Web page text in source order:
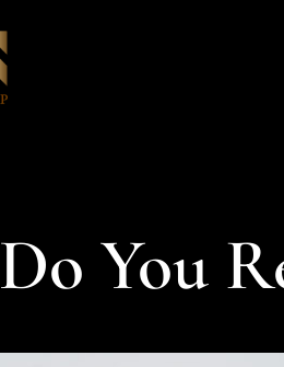
Do You